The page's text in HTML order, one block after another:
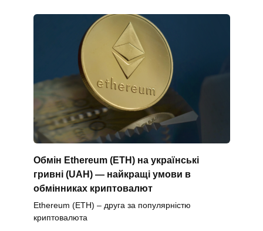
Обмін Ethereum (ETH) на українські
гривні (UAH) — найкращі умови в
обмінниках криптовалют
Ethereum (ETH) – друга за популярністю
криптовалюта